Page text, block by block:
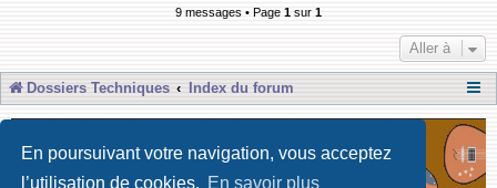
En poursuivant votre navigation, vous acceptez
l’utilisation de cookies. En savoir plus
9 messages • Page 1 sur 1
Aller à
Dossiers Techniques Index du forum